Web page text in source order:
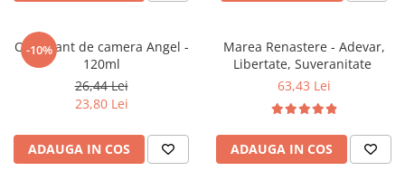
ScienceConnection
-10%
Odorizant de camera Angel -
120ml
26,44 Lei
23,80 Lei
ADAUGA IN COS
Marea Renastere - Adevar,
Libertate, Suveranitate
63,43 Lei
ADAUGA IN COS